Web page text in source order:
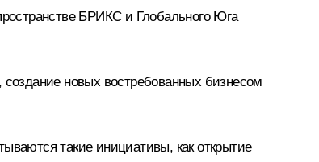
БРИКС и Глобального Юга
новых востребованных бизнесом
такие инициативы, как открытие